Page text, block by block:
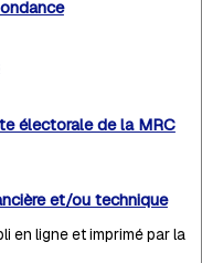
électorale de la MRC
et/ou technique
en ligne et imprimé par la